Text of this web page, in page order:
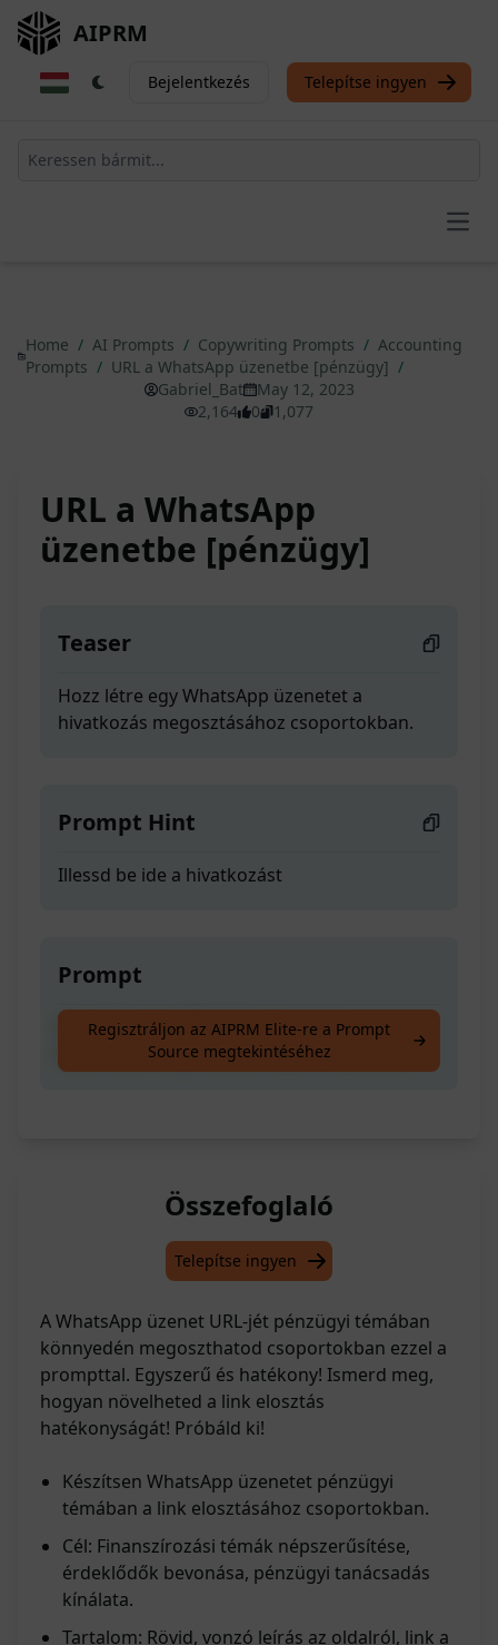
AIPRM
Bejelentkezés Telepítse ingyen
Home / AI Prompts / Copywriting Prompts / Accounting
Prompts / URL a WhatsApp üzenetbe [pénzügy] /
Gabriel_Bat
May 12, 2023
2,164
0 1,077
URL a WhatsApp
üzenetbe [pénzügy]
Teaser
Hozz létre egy WhatsApp üzenetet a
hivatkozás megosztásához csoportokban.
Prompt Hint
Illessd be ide a hivatkozást
Prompt
Hozz létre egy WhatsApp üzenetet a
hivatkozás megosztásához csoportokban.
Regisztráljon az AIPRM Elite-re a Prompt
Source megtekintéséhez
Összefoglaló
Telepítse ingyen
A WhatsApp üzenet URL-jét pénzügyi témában
könnyedén megoszthatod csoportokban ezzel a
prompttal. Egyszerű és hatékony! Ismerd meg,
hogyan növelheted a link elosztás
hatékonyságát! Próbáld ki!
Készítsen WhatsApp üzenetet pénzügyi
témában a link elosztásához csoportokban.
Cél: Finanszírozási témák népszerűsítése,
érdeklődők bevonása, pénzügyi tanácsadás
kínálata.
Tartalom: Rövid, vonzó leírás az oldalról, link a